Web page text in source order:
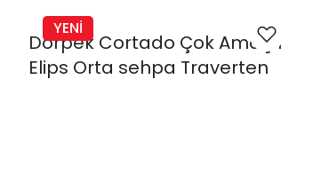
YENİ
Dorpek Cortado Çok Amaçlı
Elips Orta sehpa Traverten